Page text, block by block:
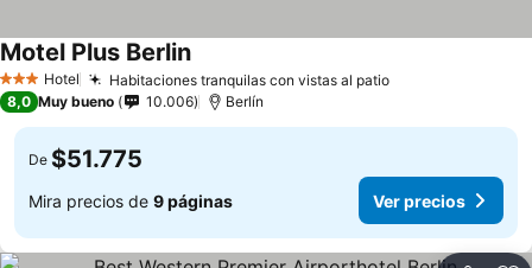
3 Estrellas
Hotel Habitaciones tranquilas con vistas al patio
Motel Plus Berlin
8,0 Muy bueno 10.006 Berlín
De $51.775
Mira precios de 9 páginas Ver precios